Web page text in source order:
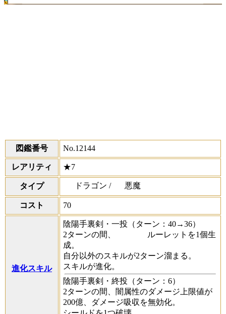
図鑑番号 No.12144
レアリティ ★7
タイプ ドラゴン / 悪魔
コスト 70
進化スキル
陰陽手裏剣・一投 （ターン：40→36）
2ターンの間、
ルーレットを1個生
成。
自分以外のスキルが2ターン溜まる。
スキルが進化。
陰陽手裏剣・終投 （ターン：6）
2ターンの間、闇属性のダメージ上限値が
200億、ダメージ吸収を無効化。